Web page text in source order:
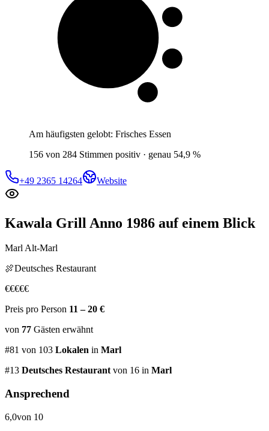
Am häufigsten gelobt: Frisches Essen
156 von 284 Stimmen positiv · genau 54,9 %
+49 2365 14264 Website
Kawala Grill Anno 1986 auf einem Blick
Marl Alt-Marl
🍖Deutsches Restaurant
€€€€€
Preis pro Person 11 – 20 €
von 77 Gästen erwähnt
#81 von 103 Lokalen in Marl
#13 Deutsches Restaurantvon 16 in Marl
Ansprechend
6,0von 10